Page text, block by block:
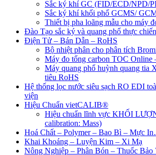
Sắc ký khí GC (FID/ECD/NPD/
Sắc ký khí khối phổ GCMS/
Thiết bị pha loãng mẫu cho máy
Đào Tạo sắc ký và quang phổ thực
Điện Tử – Bán Dẫn – RoHS
Bộ nhiệt phân cho phân tích
Máy đo tổng carbon TOC Online
Máy quang phổ huỳnh quang tia
tiêu RoHS
Hệ thống lọc nước siêu sạch RO EDI​​
viện
Hiệu Chuẩn vietCALIB®
Hiệu chuẩn lĩnh vực KHỐI
calibration: Mass)
Hoá Chất – Polymer – Bao Bì – Mực
Khai Khoáng – Luyện Kim – Xi Mạ
Nông Nghiệp – Phân Bón – Thuốc